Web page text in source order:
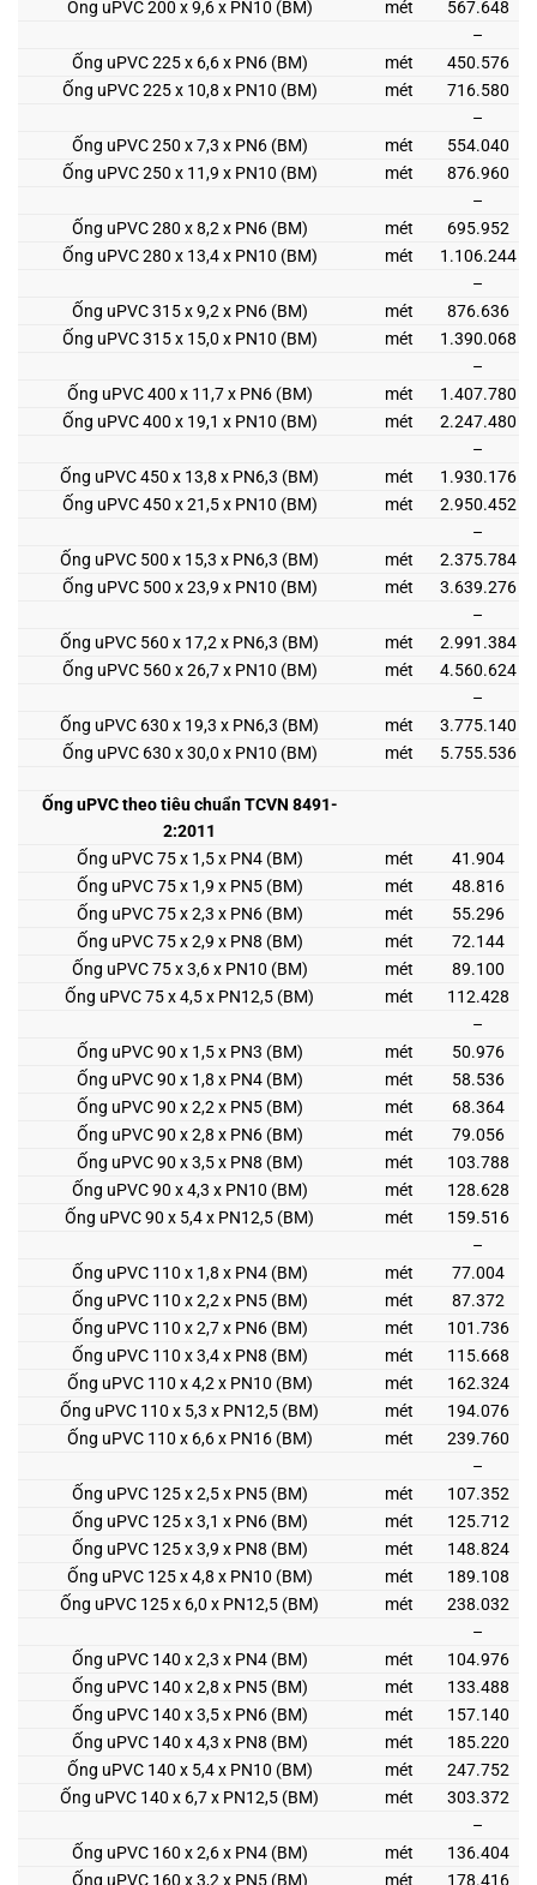
Ống uPVC 200 x 9,6 x PN10 (BM)
mét
567.648
–
Ống uPVC 225 x 6,6 x PN6 (BM)
mét
450.576
Ống uPVC 225 x 10,8 x PN10 (BM)
mét
716.580
–
Ống uPVC 250 x 7,3 x PN6 (BM)
mét
554.040
Ống uPVC 250 x 11,9 x PN10 (BM)
mét
876.960
–
Ống uPVC 280 x 8,2 x PN6 (BM)
mét
695.952
Ống uPVC 280 x 13,4 x PN10 (BM)
mét
1.106.244
–
Ống uPVC 315 x 9,2 x PN6 (BM)
mét
876.636
Ống uPVC 315 x 15,0 x PN10 (BM)
mét
1.390.068
–
Ống uPVC 400 x 11,7 x PN6 (BM)
mét
1.407.780
Ống uPVC 400 x 19,1 x PN10 (BM)
mét
2.247.480
–
Ống uPVC 450 x 13,8 x PN6,3 (BM)
mét
1.930.176
Ống uPVC 450 x 21,5 x PN10 (BM)
mét
2.950.452
–
Ống uPVC 500 x 15,3 x PN6,3 (BM)
mét
2.375.784
Ống uPVC 500 x 23,9 x PN10 (BM)
mét
3.639.276
–
Ống uPVC 560 x 17,2 x PN6,3 (BM)
mét
2.991.384
Ống uPVC 560 x 26,7 x PN10 (BM)
mét
4.560.624
–
Ống uPVC 630 x 19,3 x PN6,3 (BM)
mét
3.775.140
Ống uPVC 630 x 30,0 x PN10 (BM)
mét 5.755.536
Ống uPVC theo tiêu chuẩn TCVN 8491-
2:2011
Ống uPVC 75 x 1,5 x PN4 (BM)
mét
41.904
Ống uPVC 75 x 1,9 x PN5 (BM)
mét
48.816
Ống uPVC 75 x 2,3 x PN6 (BM)
mét
55.296
Ống uPVC 75 x 2,9 x PN8 (BM)
mét
72.144
Ống uPVC 75 x 3,6 x PN10 (BM)
mét
89.100
Ống uPVC 75 x 4,5 x PN12,5 (BM)
mét
112.428
–
Ống uPVC 90 x 1,5 x PN3 (BM)
mét
50.976
Ống uPVC 90 x 1,8 x PN4 (BM)
mét
58.536
Ống uPVC 90 x 2,2 x PN5 (BM)
mét
68.364
Ống uPVC 90 x 2,8 x PN6 (BM)
mét
79.056
Ống uPVC 90 x 3,5 x PN8 (BM)
mét
103.788
Ống uPVC 90 x 4,3 x PN10 (BM)
mét
128.628
Ống uPVC 90 x 5,4 x PN12,5 (BM)
mét
159.516
–
Ống uPVC 110 x 1,8 x PN4 (BM)
mét
77.004
Ống uPVC 110 x 2,2 x PN5 (BM)
mét
87.372
Ống uPVC 110 x 2,7 x PN6 (BM)
mét
101.736
Ống uPVC 110 x 3,4 x PN8 (BM)
mét
115.668
Ống uPVC 110 x 4,2 x PN10 (BM)
mét
162.324
Ống uPVC 110 x 5,3 x PN12,5 (BM)
mét
194.076
Ống uPVC 110 x 6,6 x PN16 (BM)
mét
239.760
–
Ống uPVC 125 x 2,5 x PN5 (BM)
mét
107.352
Ống uPVC 125 x 3,1 x PN6 (BM)
mét
125.712
Ống uPVC 125 x 3,9 x PN8 (BM)
mét
148.824
Ống uPVC 125 x 4,8 x PN10 (BM)
mét
189.108
Ống uPVC 125 x 6,0 x PN12,5 (BM)
mét
238.032
–
Ống uPVC 140 x 2,3 x PN4 (BM)
mét
104.976
Ống uPVC 140 x 2,8 x PN5 (BM)
mét
133.488
Ống uPVC 140 x 3,5 x PN6 (BM)
mét
157.140
Ống uPVC 140 x 4,3 x PN8 (BM)
mét
185.220
Ống uPVC 140 x 5,4 x PN10 (BM)
mét
247.752
Ống uPVC 140 x 6,7 x PN12,5 (BM)
mét
303.372
–
Ống uPVC 160 x 2,6 x PN4 (BM)
mét
136.404
Ống uPVC 160 x 3,2 x PN5 (BM)
mét 178.416